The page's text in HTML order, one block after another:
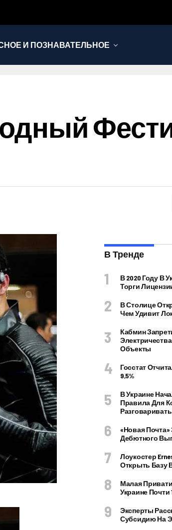
И ПОЗНАВАТЕЛЬНОЕ
В Тренде
В 2020 Году В
Торги
В Столице
Чем Удивит
Кабмин
Объекты
Госстат
9,5%
В Украине
Правила Для
Разговаривать
«Новая
Дебютного
Лоукостер
Открыть Базу
Малая
Украине Почти
Эксперты
Субсидию На